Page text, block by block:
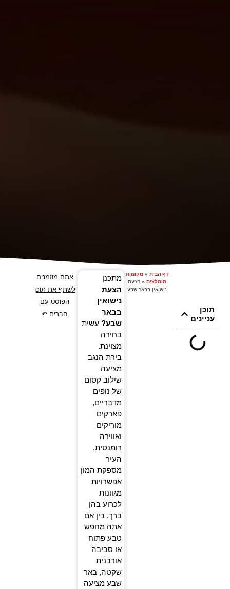
דף הבית »מקומות
מומלצים» הצעת
נישואין בבאר שבע
מתכנן
הצעת
נישואין
בבאר
שבע? עשית
בחירה
מצוינת.
בירת הנגב
מציעה
שילוב קסום
של נופים
מדבריים,
פארקים
מוריקים
ואווירה
רומנטית.
העיר
מספקת המון
אפשרויות
מגוונות
לכרוע בהן
ברך. בין אם
אתה מחפש
טבע פתוח
או סביבה
אורבנית
שקטה, באר
שבע מציעה
תוכן
עניינים
אתם מוזמנים
לשתף את תוכן
הפוסט עם
חברים ↶